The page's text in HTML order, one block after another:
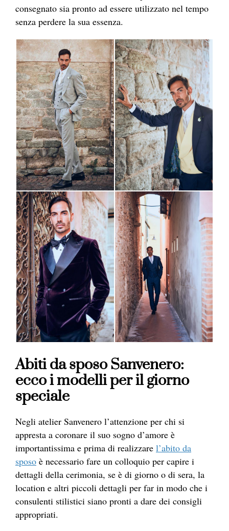
consegnato sia pronto ad essere utilizzato nel tempo
senza perdere la sua essenza.
Abiti da sposo Sanvenero:
ecco i modelli per il giorno
speciale
Negli atelier Sanvenero l’attenzione per chi si
appresta a coronare il suo sogno d’amore è
importantissima e prima di realizzare l’abito da
sposo è necessario fare un colloquio per capire i
dettagli della cerimonia, se è di giorno o di sera, la
location e altri piccoli dettagli per far in modo che i
consulenti stilistici siano pronti a dare dei consigli
appropriati.